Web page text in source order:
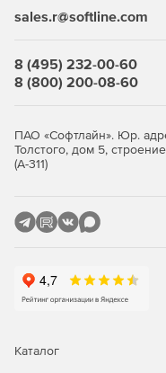
sales.r@softline.com
8 (495) 232-00-60
8 (800) 200-08-60
ПАО «Софтлайн». Юр.
Толстого, дом 5,
(А-311)
Каталог